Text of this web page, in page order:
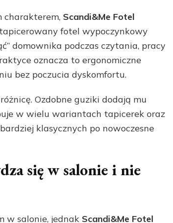
charakterem, Scandi&Me Fotel
fotel wypoczynkowy
domownika podczas czytania, pracy
oznacza to ergonomiczne
bez poczucia dyskomfortu.
Ozdobne guziki dodają mu
w wielu wariantach tapicerek oraz
klasycznych po nowoczesne
się w salonie i nie
w salonie, jednak Scandi&Me Fotel